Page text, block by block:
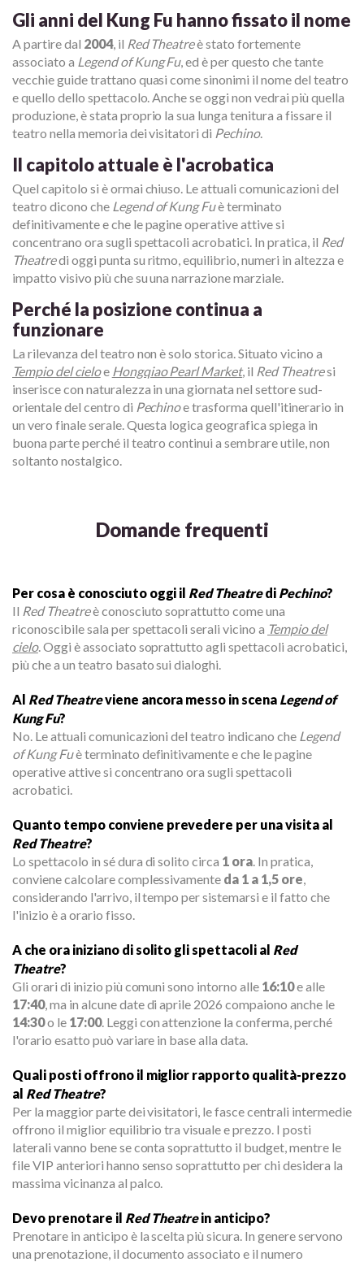
Gli anni del Kung Fu hanno fissato il nome
A partire dal 2004, il Red Theatreè stato fortemente
associato a Legend of Kung Fu, ed è per questo che tante
vecchie guide trattano quasi come sinonimi il nome del teatro
e quello dello spettacolo. Anche se oggi non vedrai più quella
produzione, è stata proprio la sua lunga tenitura a fissare il
teatro nella memoria dei visitatori di Pechino.
Il capitolo attuale è l'acrobatica
Quel capitolo si è ormai chiuso. Le attuali comunicazioni del
teatro dicono che Legend of Kung Fuè terminato
definitivamente e che le pagine operative attive si
concentrano ora sugli spettacoli acrobatici. In pratica, il Red
Theatredi oggi punta su ritmo, equilibrio, numeri in altezza e
impatto visivo più che su una narrazione marziale.
Perché la posizione continua a
funzionare
La rilevanza del teatro non è solo storica. Situato vicino a
Tempio del cieloe Hongqiao Pearl Market, il Red Theatresi
inserisce con naturalezza in una giornata nel settore sud-
orientale del centro di Pechinoe trasforma quell'itinerario in
un vero finale serale. Questa logica geografica spiega in
buona parte perché il teatro continui a sembrare utile, non
soltanto nostalgico.
Domande frequenti
Per cosa è conosciuto oggi il Red Theatredi Pechino?
Il Red Theatreè conosciuto soprattutto come una
riconoscibile sala per spettacoli serali vicino a Tempio del
cielo. Oggi è associato soprattutto agli spettacoli acrobatici,
più che a un teatro basato sui dialoghi.
Al Red Theatreviene ancora messo in scena Legend of
Kung Fu?
No. Le attuali comunicazioni del teatro indicano che Legend
of Kung Fuè terminato definitivamente e che le pagine
operative attive si concentrano ora sugli spettacoli
acrobatici.
Quanto tempo conviene prevedere per una visita al
Red Theatre?
Lo spettacolo in sé dura di solito circa 1 ora . In pratica,
conviene calcolare complessivamente da 1 a 1,5 ore
considerando l'arrivo, il tempo per sistemarsi e il fatto che
l'inizio è a orario fisso.
A che ora iniziano di solito gli spettacoli al Red
Theatre?
Gli orari di inizio più comuni sono intorno alle 16:10e alle
17:40, ma in alcune date di aprile 2026 compaiono anche le
14:30o le 17:00. Leggi con attenzione la conferma, perché
l'orario esatto può variare in base alla data.
Quali posti offrono il miglior rapporto qualità-prezzo
al Red Theatre?
Per la maggior parte dei visitatori, le fasce centrali intermedie
offrono il miglior equilibrio tra visuale e prezzo. I posti
laterali vanno bene se conta soprattutto il budget, mentre le
file VIP anteriori hanno senso soprattutto per chi desidera la
massima vicinanza al palco.
Devo prenotare il Red Theatrein anticipo?
Prenotare in anticipo è la scelta più sicura. In genere servono
una prenotazione, il documento associato e il numero